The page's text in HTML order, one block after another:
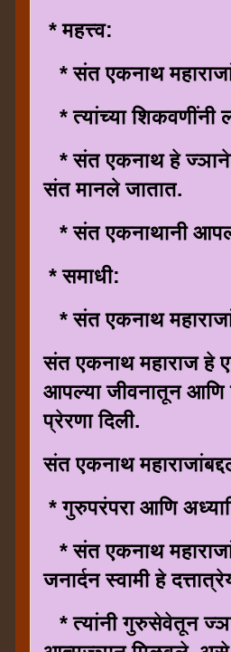
* महत्त्व:
* संत एकनाथ
* त्यांच्या शिकवणींनी
* संत एकनाथ हे
संत मानले जातात.
* संत एकनाथानी
* समाधी:
* संत एकनाथ
संत एकनाथ महाराज हे
आपल्या जीवनातून आणि
प्रेरणा दिली.
संत एकनाथ
* गुरुपरंपरा आणि
* संत एकनाथ
जनार्दन स्वामी हे
* त्यांनी गुरुसेवेतून